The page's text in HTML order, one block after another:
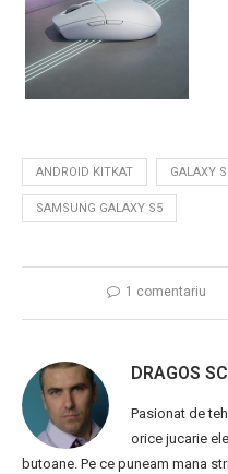
ANDROID KITKAT GALAXY
SAMSUNG GALAXY S5
1 comentariu
DRAGOS
Pasionat de
orice jucarie
butoane. Pe ce puneam mana